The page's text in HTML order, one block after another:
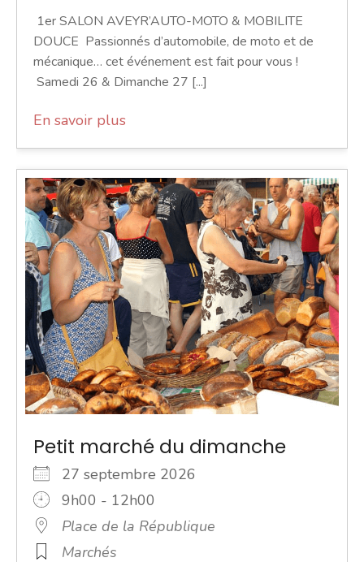
1er SALON AVEYR’AUTO-MOTO & MOBILITE
DOUCE Passionnés d’automobile, de moto et de
mécanique… cet événement est fait pour vous !
Samedi 26 & Dimanche 27 [...]
En savoir plus
Petit marché du dimanche
27 septembre 2026
9h00 - 12h00
Place de la République
Marchés